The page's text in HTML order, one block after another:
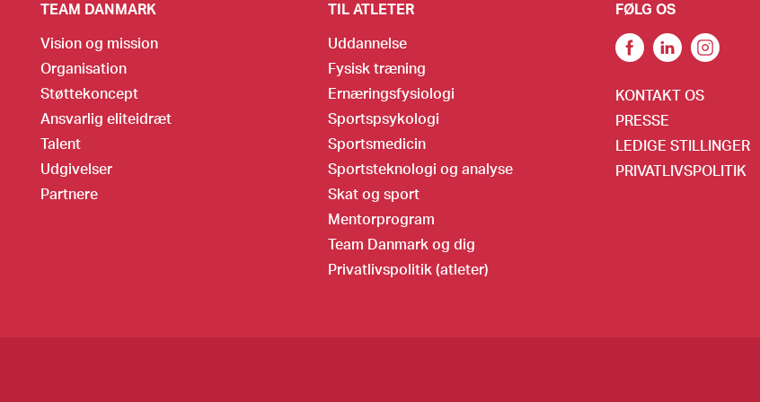
TEAM DANMARK
Vision og mission
Organisation
Støttekoncept
Ansvarlig eliteidræt
Talent
Udgivelser
Partnere
TIL ATLETER
Uddannelse
Fysisk træning
Ernæringsfysiologi
Sportspsykologi
Sportsmedicin
Sportsteknologi og analyse
Skat og sport
Mentorprogram
Team Danmark og dig
Privatlivspolitik (atleter)
FØLG OS
KONTAKT OS
PRESSE
LEDIGE STILLINGER
PRIVATLIVSPOLITIK